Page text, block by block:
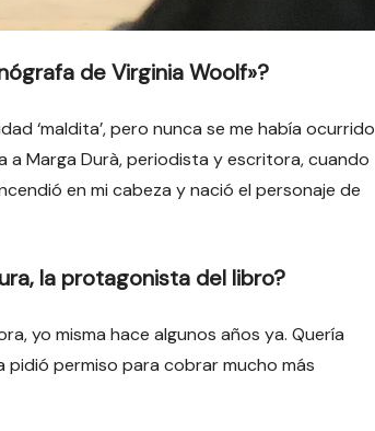
de Virginia Woolf»?
‘maldita’, pero nunca se me había ocurrido
a Marga Durà, periodista y escritora, cuando
en mi cabeza y nació el personaje de
la protagonista del libro?
yo misma hace algunos años ya. Quería
pidió permiso para cobrar mucho más